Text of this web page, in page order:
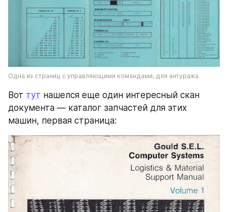
Одна из страниц с управляющими командами, для антуража.
Вот тут нашелся еще один интересный скан
документа — каталог запчастей для этих
машин, первая страница: